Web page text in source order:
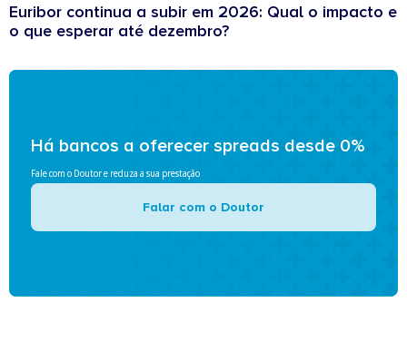
Euribor continua a subir em 2026: Qual o impacto e
o que esperar até dezembro?
Há bancos a oferecer spreads desde 0%
Fale com o Doutor e reduza a sua prestação
Falar com o Doutor